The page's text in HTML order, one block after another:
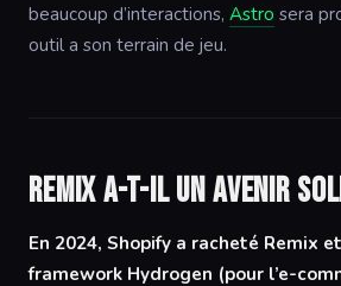
beaucoup d’interactions, Astro sera
outil a son terrain de jeu.
Remix a-t-il un avenir
En 2024, Shopify a racheté Remix
framework Hydrogen (pour l’e-